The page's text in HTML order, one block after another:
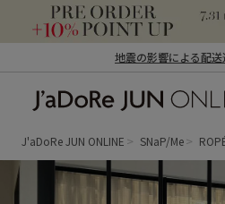
地震の影響による配送
ン オンライン）
J'aDoRe JUN ONLINE SNaP/Me